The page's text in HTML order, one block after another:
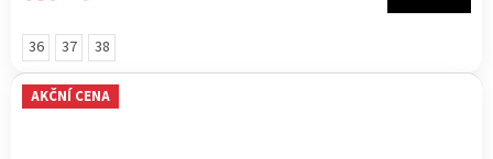
36 37 38
AKČNÍ CENA